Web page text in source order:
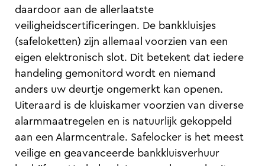
daardoor aan de allerlaatste
veiligheidscertificeringen. De bankkluisjes
(safeloketten) zijn allemaal voorzien van een
eigen elektronisch slot. Dit betekent dat iedere
handeling gemonitord wordt en niemand
anders uw deurtje ongemerkt kan openen.
Uiteraard is de kluiskamer voorzien van diverse
alarmmaatregelen en is natuurlijk gekoppeld
aan een Alarmcentrale. Safelocker is het meest
veilige en geavanceerde bankkluisverhuur